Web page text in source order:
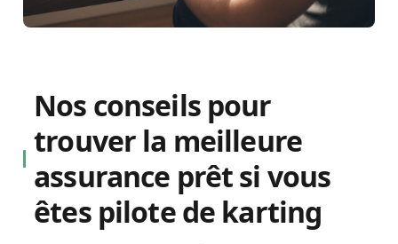
Nos conseils pour
trouver la meilleure
assurance prêt si vous
êtes pilote de karting